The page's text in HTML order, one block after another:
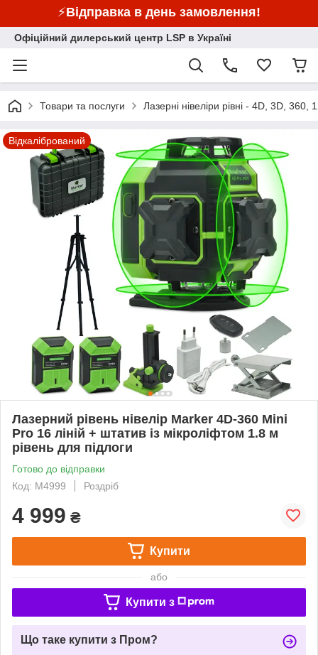
⚡Відправка в день замовлення!
Офіційний дилерський центр LSP в Україні
Товари та послуги Лазерні нівеліри рівні - 4D, 3D, 360,
Відкалібрований
Лазерний рівень нівелір Marker 4D-360 Mini
Pro 16 ліній + штатив із мікроліфтом 1.8 м
рівень для підлоги
Готово до відправки
Код: М4999
Роздріб
4 999 ₴
Купити
або
Купити з
Що таке купити з Пром?